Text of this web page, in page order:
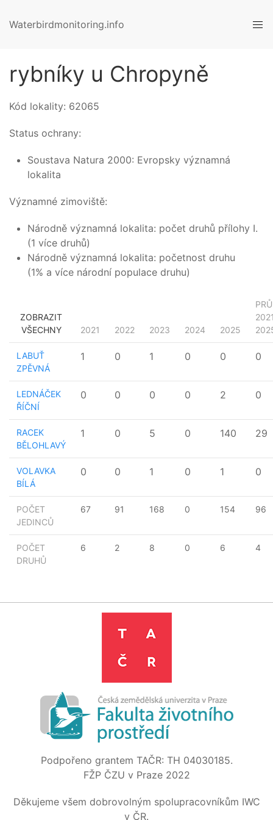
Waterbirdmonitoring.info
rybníky u Chropyně
Kód lokality: 62065
Status ochrany:
Soustava Natura 2000: Evropsky významná
lokalita
Významné zimoviště:
Národně významná lokalita: počet druhů přílohy I.
(1 více druhů)
Národně významná lokalita: početnost druhu
(1% a více národní populace druhu)
ZOBRAZIT
VŠECHNY
2021 2022 2023 2024 2025
POČET
JEDINCŮ
67 91 168 0 154 96
POČET
DRUHŮ
6 2 8 0 6 4
LABUŤ
ZPĚVNÁ
1 0 1 0 0 0
LEDNÁČEK
ŘÍČNÍ
0 0 0 0 2 0
RACEK
BĚLOHLAVÝ
1 0 5 0 140 29
VOLAVKA
BÍLÁ
0 0 1 0 1 0
Podpořeno grantem TAČR: TH 04030185.
FŽP ČZU v Praze 2022
Děkujeme všem dobrovolným spolupracovníkům IWC
v ČR.